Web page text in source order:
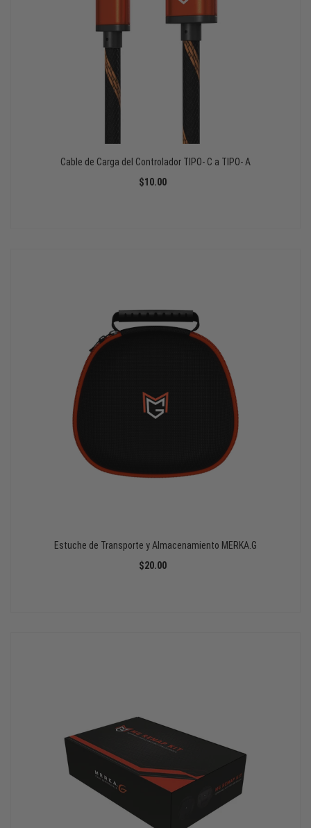
Cable de Carga del Controlador TIPO- C a TIPO- A
$10.00
Estuche de Transporte y Almacenamiento MERKA.G
$20.00